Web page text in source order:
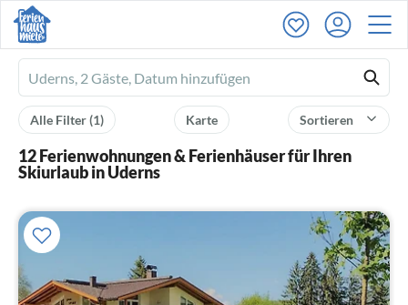
Ferienhausmiete
logo
Sortieren
Karte
Alle Filter(1)
12 Ferienwohnungen & Ferienhäuser für Ihren
Skiurlaub in Uderns